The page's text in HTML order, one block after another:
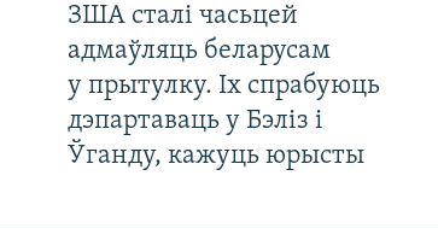
ЗША сталі часьцей
адмаўляць беларусам
у прытулку. Іх спрабуюць
дэпартаваць у Бэліз і
Ўганду, кажуць юрысты